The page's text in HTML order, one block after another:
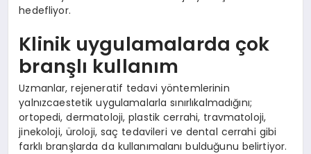
hedefliyor.
Klinik uygulamalarda çok
branşlı kullanım
Uzmanlar, rejeneratif tedavi yöntemlerinin
yalnızcaestetik uygulamalarla sınırlıkalmadığını;
ortopedi, dermatoloji, plastik cerrahi, travmatoloji,
jinekoloji, üroloji, saç tedavileri ve dental cerrahi gibi
farklı branşlarda da kullanımalanı bulduğunu belirtiyor.